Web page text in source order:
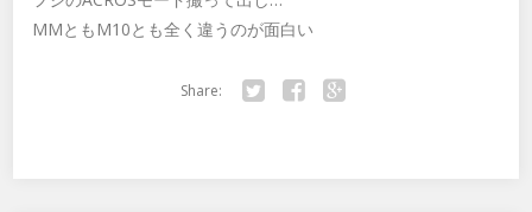
MMともM10とも全く違うのが面白い
Share: